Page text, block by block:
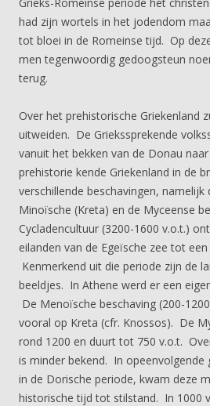
had zijn wortels in het jodendom
tot bloei in de Romeinse tijd. Op
men tegenwoordig gedoogsteun
terug.
Over het prehistorische Griekenland
uitweiden. De Griekssprekende
vanuit het bekken van de Donau
prehistorie kende Griekenland in de
verschillende beschavingen, namelijk
Minoïsche (Kreta) en de Myceense
Cycladencultuur (3200-1600 v.o.t.)
eilanden van de Egeïsche zee tot
Kenmerkend uit die periode zijn de
beeldjes. In Athene werd er een
De Menoïsche beschaving (200-
vooral op Kreta (cfr. Knossos). De
rond 1200 en duurt tot 750 v.o.t.
is minder bekend. In opeenvolgende
in de Dorische periode, kwam deze
historische tijd tot stilstand. In 1000